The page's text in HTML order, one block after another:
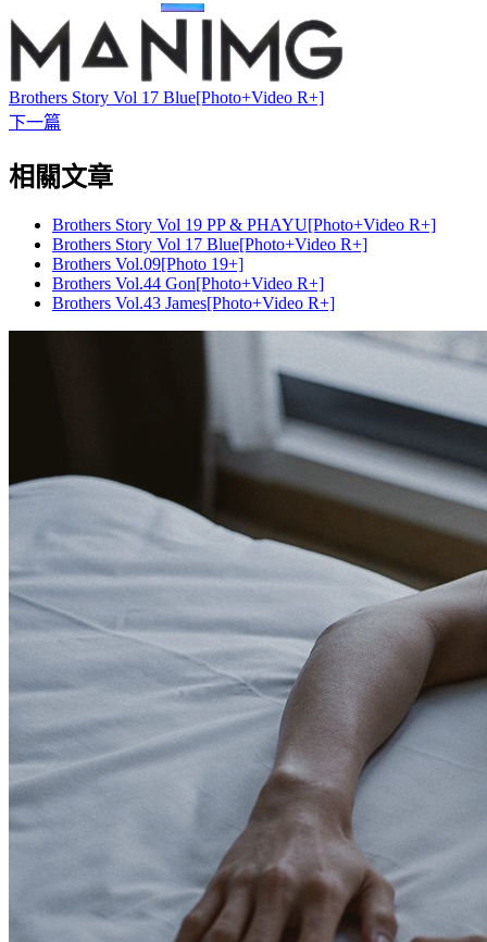
Brothers Story Vol 17 Blue[Photo+Video R+]
下一篇
相關文章
Brothers Story Vol 19 PP & PHAYU[Photo+Video R+]
Brothers Story Vol 17 Blue[Photo+Video R+]
Brothers Vol.09[Photo 19+]
Brothers Vol.44 Gon[Photo+Video R+]
Brothers Vol.43 James[Photo+Video R+]